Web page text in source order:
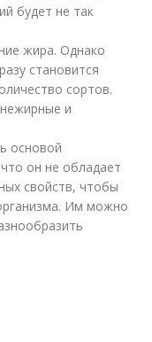
будет не так
жира. Однако
становится
сортов.
и
основой
он не обладает
свойств, чтобы
Им можно